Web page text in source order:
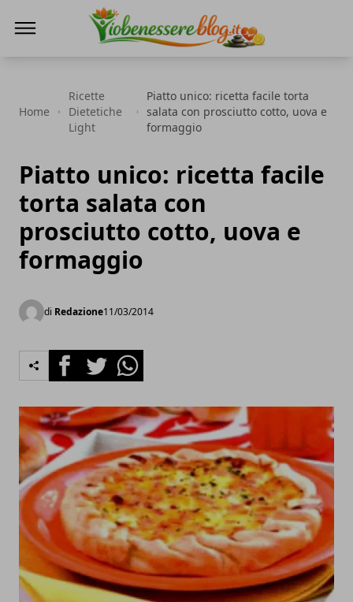
Home
Ricette
Dietetiche
Light
Piatto unico: ricetta facile torta
salata con prosciutto cotto, uova e
formaggio
Piatto unico: ricetta facile
torta salata con
prosciutto cotto, uova e
formaggio
di Redazione11/03/2014
FacebookTwitterWhatsapp